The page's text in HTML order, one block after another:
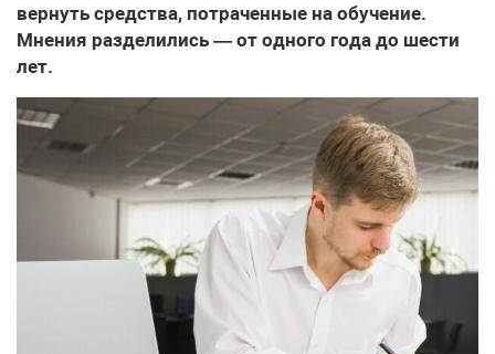
вернуть средства, потраченные на обучение.
Мнения разделились — от одного года до шести
лет.